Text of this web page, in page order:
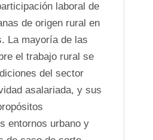
laboral de
de origen rural en
La mayoría de las
el trabajo rural se
del sector
asalariada, y sus
entornos urbano y